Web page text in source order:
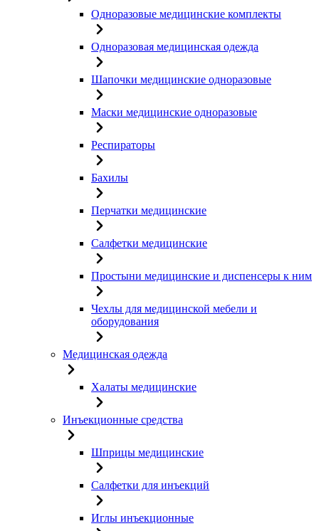
Одноразовые медицинские комплекты
Одноразовая медицинская одежда
Шапочки медицинские одноразовые
Маски медицинские одноразовые
Респираторы
Бахилы
Перчатки медицинские
Салфетки медицинские
Простыни медицинские и диспенсеры к ним
Чехлы для медицинской мебели и
оборудования
Медицинская одежда
Халаты медицинские
Инъекционные средства
Шприцы медицинские
Салфетки для инъекций
Иглы инъекционные